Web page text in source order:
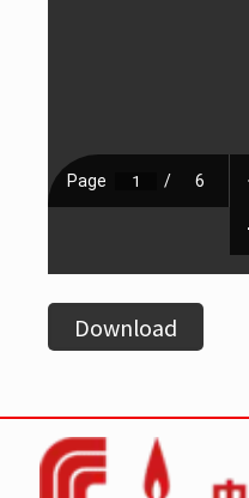
Download